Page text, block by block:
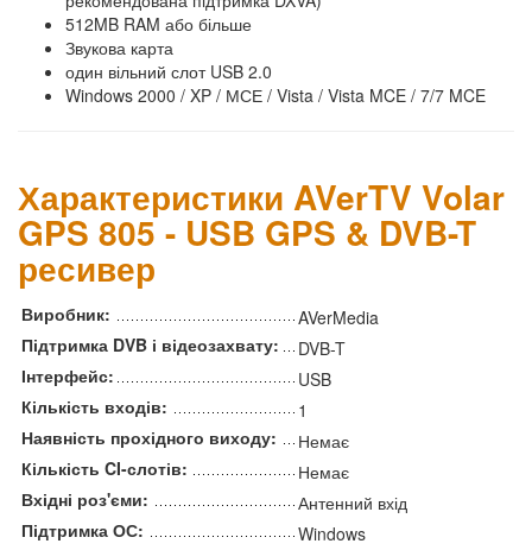
512MB RAM або більше
Звукова карта
один вільний слот USB 2.0
Windows 2000 / XP / МСЕ / Vista / Vista MCE / 7/7 MCE
Характеристики AVerTV Volar
GPS 805 - USB GPS & DVB-T
ресивер
Виробник:
AVerMedia
Підтримка DVB і відеозахвату:
DVB-T
Інтерфейс:
USB
Кількість входів:
1
Наявність прохідного виходу:
Немає
Кількість CI-слотів:
Немає
Вхідні роз'єми:
Антенний вхід
Підтримка ОС:
Windows